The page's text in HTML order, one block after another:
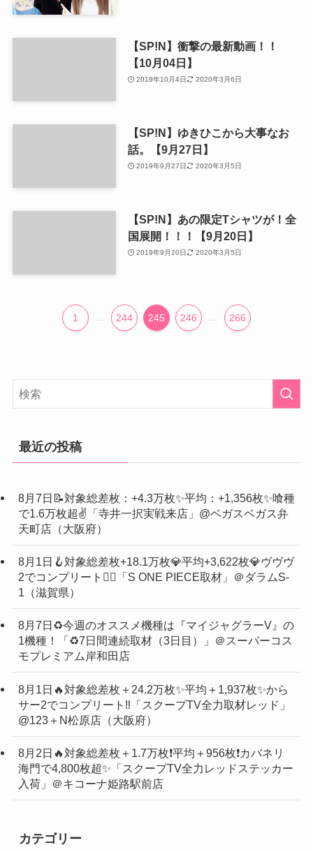
【SP!N】衝撃の最新動画！！
【10月04日】
2019年10月4日 2020年3月6日
【SP!N】ゆきひこから大事なお
話。【9月27日】
2019年9月27日 2020年3月5日
【SP!N】あの限定Tシャツが！全
国展開！！！【9月20日】
2019年9月20日 2020年3月5日
1 ... 244 245 246 ... 266
最近の投稿
8月7日📝対象総差枚：+4.3万枚✨平均：+1,356枚✨喰種
で1.6万枚超✌️「寺井一択実戦来店」@ベガスベガス弁
天町店（大阪府）
8月1日🪝対象総差枚+18.1万枚💎平均+3,622枚💎ヴヴヴ
2でコンプリート❤️‍🔥「S ONE PIECE取材」＠ダラムS-
1（滋賀県）
8月7日♻️今週のオススメ機種は『マイジャグラーV』の
1機種！「♻️7日間連続取材（3日目）」＠スーパーコス
モプレミアム岸和田店
8月1日🔥対象総差枚＋24.2万枚✨平均＋1,937枚✨から
サー2でコンプリート‼️「スクープTV全力取材レッド」
@123＋N松原店（大阪府）
8月2日🔥対象総差枚＋1.7万枚❗️平均＋956枚❗️カバネリ
海門で4,800枚超✨「スクープTV全力レッドステッカー
入荷」＠キコーナ姫路駅前店
カテゴリー